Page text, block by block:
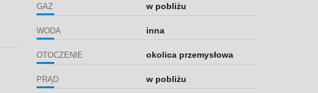
GAZ w pobliżu
WODA inna
OTOCZENIE okolica przemysłowa
PRĄD w pobliżu